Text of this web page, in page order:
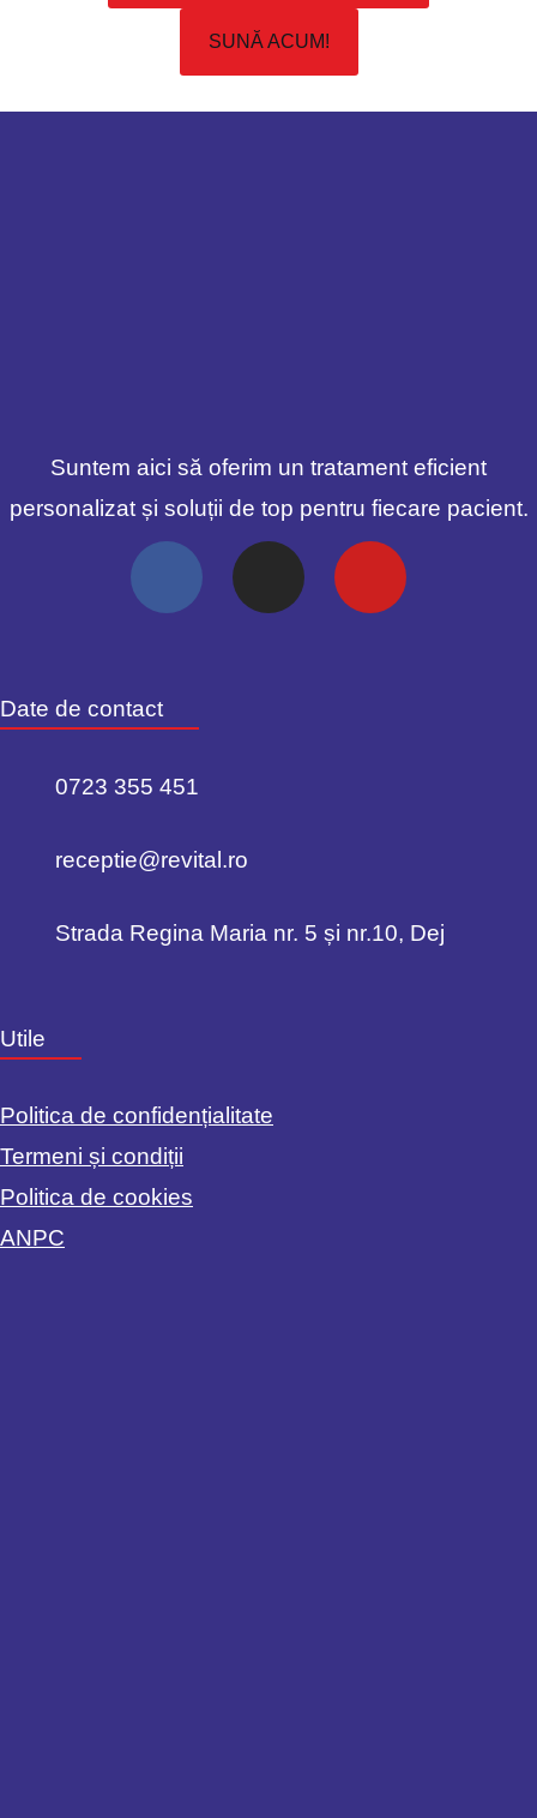
SUNĂ ACUM!
Suntem aici să oferim un tratament eficient
personalizat și soluții de top pentru fiecare pacient.
Date de contact
0723 355 451
receptie@revital.ro
Strada Regina Maria nr. 5 și nr.10, Dej
Utile
Politica de confidențialitate
Termeni și condiții
Politica de cookies
ANPC